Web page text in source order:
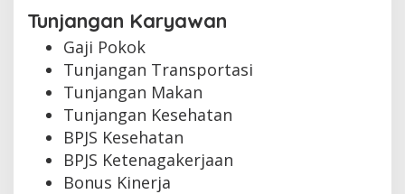
Tunjangan Karyawan
Gaji Pokok
Tunjangan Transportasi
Tunjangan Makan
Tunjangan Kesehatan
BPJS Kesehatan
BPJS Ketenagakerjaan
Bonus Kinerja